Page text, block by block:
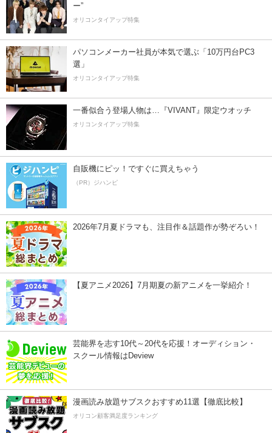
ー”
オリコンタイアップ特集
パソコンメーカー社員が本気で選ぶ「10万円台PC3
選」
オリコンタイアップ特集
一番似合う登場人物は…『VIVANT』限定ウオッチ
オリコンタイアップ特集
自販機にピッ！ですぐに買えちゃう
（PR）ジハンピ
2026年7月夏ドラマも、注目作＆話題作が勢ぞろい！
【夏アニメ2026】7月期夏の新アニメを一挙紹介！
芸能界を志す10代～20代を応援！オーディション・
スクール情報はDeview
漫画読み放題サブスクおすすめ11選【徹底比較】
オリコン顧客満足度ランキング